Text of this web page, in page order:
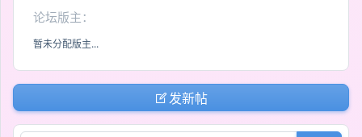
论坛版主：
暂未分配版主...
发新帖